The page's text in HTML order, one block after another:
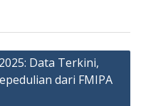
Data Terkini,
dari FMIPA